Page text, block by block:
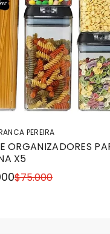
PEREIRA
ORGANIZADORES
X5
$75.000